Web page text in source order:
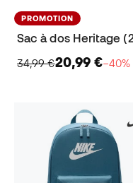
PROMOTION
Sac à dos Heritage
34,99 €20,99 €−40%